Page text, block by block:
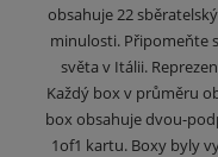
obsahuje 22
minulosti. Připomeňte
světa v Itálii.
Každý box v průměru
box obsahuje dvou-
1of1 kartu. Boxy byly